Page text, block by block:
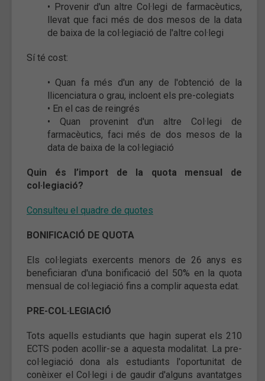
• Provenir d'un altre Col·legi de farmacèutics,
llevat que faci més de dos mesos de la data
de baixa de la col·legiació de l'altre col·legi
Sí té cost:
• Quan fa més d'un any de l'obtenció de la
llicenciatura o grau, incloent els pre-colegiats
• En el cas de reingrés
• Quan provenint d'un altre Col·legi de
farmacèutics, faci més de dos mesos de la
data de baixa de la col·legiació
Quin és l’import de la quota mensual de
col·legiació?
Consulteu el quadre de quotes
BONIFICACIÓ DE QUOTA
Els col·legiats exercents menors de 26 anys es
beneficiaran d'una bonificació del 50% en la quota
mensual de col·legiació fins a complir aquesta edat.
PRE-COL·LEGIACIÓ
Tots aquells estudiants que hagin superat els 210
ECTS poden acollir-se a aquesta modalitat. La pre-
col·legiació dona als estudiants l'oportunitat de
conèixer el Col·legi i de gaudir d'alguns avantatges